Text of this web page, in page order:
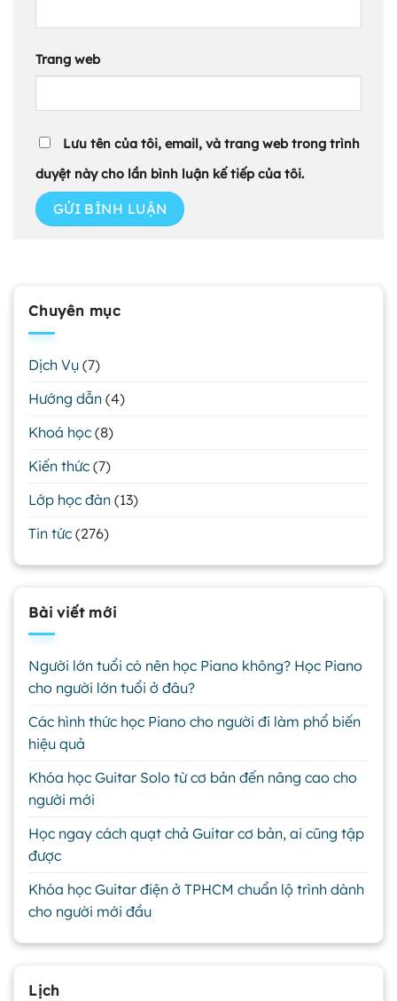
Trang web
Lưu tên của tôi, email, và trang web trong trình
duyệt này cho lần bình luận kế tiếp của tôi.
Chuyên mục
Dịch Vụ (7)
Hướng dẫn (4)
Khoá học (8)
Kiến thức (7)
Lớp học đàn (13)
Tin tức (276)
Bài viết mới
Người lớn tuổi có nên học Piano không? Học Piano
cho người lớn tuổi ở đâu?
Các hình thức học Piano cho người đi làm phổ biến
hiệu quả
Khóa học Guitar Solo từ cơ bản đến nâng cao cho
người mới
Học ngay cách quạt chả Guitar cơ bản, ai cũng tập
được
Khóa học Guitar điện ở TPHCM chuẩn lộ trình dành
cho người mới đầu
Lịch